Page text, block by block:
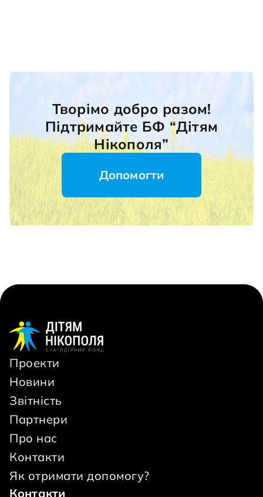
Творімо добро разом!
Підтримайте БФ “Дітям
Нікополя”
Допомогти
Проекти
Новини
Звітність
Партнери
Про нас
Контакти
Як отримати допомогу?
Контакти